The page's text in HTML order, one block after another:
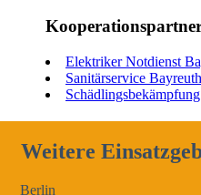
Elektriker Notdienst
Sanitärservice Bayreuth
Weitere
Berlin